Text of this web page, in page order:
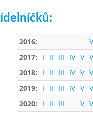
2016:
2017:
I II III IV V
2018:
I II III IV V
2019:
I II III IV V
2020:
I II III V